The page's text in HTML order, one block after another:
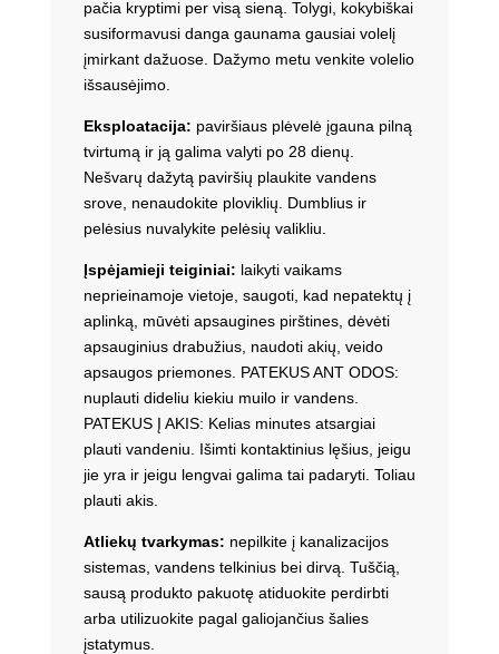
pačia kryptimi per visą sieną. Tolygi, kokybiškai
susiformavusi danga gaunama gausiai volelį
įmirkant dažuose. Dažymo metu venkite volelio
išsausėjimo.
Eksploatacija: paviršiaus plėvelė įgauna pilną
tvirtumą ir ją galima valyti po 28 dienų.
Nešvarų dažytą paviršių plaukite vandens
srove, nenaudokite ploviklių. Dumblius ir
pelėsius nuvalykite pelėsių valikliu.
Įspėjamieji teiginiai: laikyti vaikams
neprieinamoje vietoje, saugoti, kad nepatektų į
aplinką, mūvėti apsaugines pirštines, dėvėti
apsauginius drabužius, naudoti akių, veido
apsaugos priemones. PATEKUS ANT ODOS:
nuplauti dideliu kiekiu muilo ir vandens.
PATEKUS Į AKIS: Kelias minutes atsargiai
plauti vandeniu. Išimti kontaktinius lęšius, jeigu
jie yra ir jeigu lengvai galima tai padaryti. Toliau
plauti akis.
Atliekų tvarkymas: nepilkite į kanalizacijos
sistemas, vandens telkinius bei dirvą. Tuščią,
sausą produkto pakuotę atiduokite perdirbti
arba utilizuokite pagal galiojančius šalies
įstatymus.